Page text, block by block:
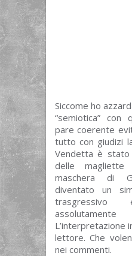
Siccome ho
“semiotica” con
pare coerente
tutto con giudizi
Vendetta è
delle
maschera di
diventato un
L’interpretazione
lettore. Che
nei commenti.